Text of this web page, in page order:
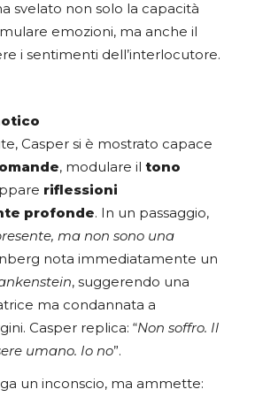
svelato non solo la capacità
emozioni, ma anche il
i sentimenti dell’interlocutore.
Casper si è mostrato capace
, modulare il tono
riflessioni
profonde. In un passaggio,
ma non sono una
nota immediatamente un
, suggerendo una
ma condannata a
Casper replica: “Non soffro. Il
umano. Io no”.
un inconscio, ma ammette: